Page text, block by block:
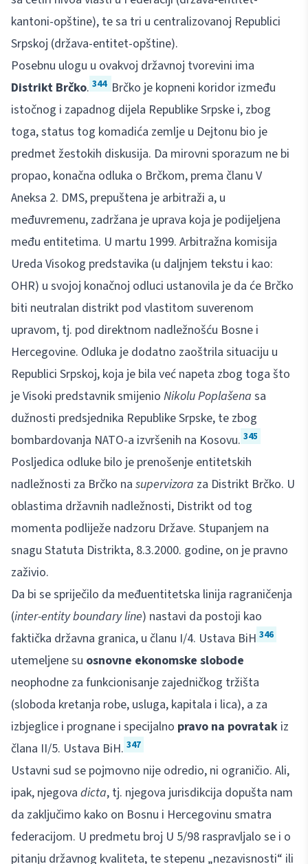
kantoni-opštine), te sa tri u centralizovanoj Republici
Srpskoj (država-entitet-opštine).
Posebnu ulogu u ovakvoj državnoj tvorevini ima
Distrikt Brčko. 344 Brčko je kopneni koridor između
istočnog i zapadnog dijela Republike Srpske i, zbog
toga, status tog komadića zemlje u Dejtonu bio je
predmet žestokih diskusija. Da mirovni sporazum ne bi
propao, konačna odluka o Brčkom, prema članu V
Aneksa 2. DMS, prepuštena je arbitraži a, u
međuvremenu, zadržana je uprava koja je podijeljena
među entitetima. U martu 1999. Arbitražna komisija
Ureda Visokog predstavika (u daljnjem tekstu i kao:
OHR) u svojoj konačnoj odluci ustanovila je da će Brčko
biti neutralan distrikt pod vlastitom suverenom
upravom, tj. pod direktnom nadležnošću Bosne i
Hercegovine. Odluka je dodatno zaoštrila situaciju u
Republici Srpskoj, koja je bila već napeta zbog toga što
je Visoki predstavnik smijenio Nikolu Poplašena sa
dužnosti predsjednika Republike Srpske, te zbog
bombardovanja NATO-a izvršenih na Kosovu. 345
Posljedica odluke bilo je prenošenje entitetskih
nadležnosti za Brčko na supervizora za Distrikt Brčko. U
oblastima državnih nadležnosti, Distrikt od tog
momenta podliježe nadzoru Države. Stupanjem na
snagu Statuta Distrikta, 8.3.2000. godine, on je pravno
zaživio.
Da bi se spriječilo da međuentitetska linija ragraničenja
(inter-entity boundary line) nastavi da postoji kao
faktička državna granica, u članu I/4. Ustava BiH 346
utemeljene su osnovne ekonomske slobode
neophodne za funkcionisanje zajedničkog tržišta
(sloboda kretanja robe, usluga, kapitala i lica), a za
izbjeglice i prognane i specijalno pravo na povratak iz
člana II/5. Ustava BiH. 347
Ustavni sud se pojmovno nije odredio, ni ograničio. Ali,
ipak, njegova dicta, tj. njegova jurisdikcija dopušta nam
da zaključimo kako on Bosnu i Hercegovinu smatra
federacijom. U predmetu broj U 5/98 raspravljalo se i o
pitanju državnog kvaliteta, te stepenu „nezavisnosti“ ili